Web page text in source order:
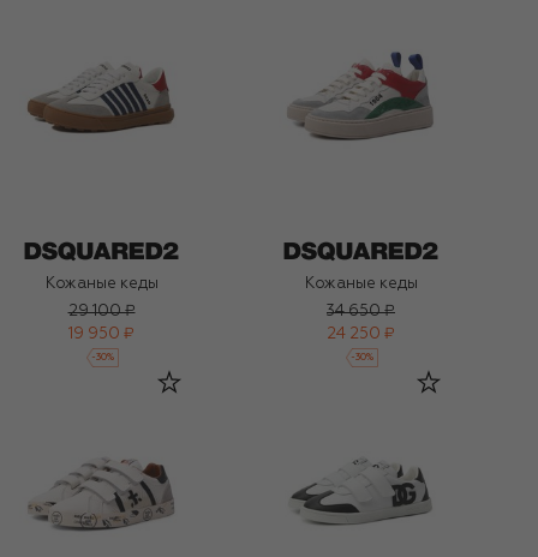
Кожаные кеды
29 100 ₽
19 950 ₽
-30%
Кожаные кеды
34 650 ₽
24 250 ₽
-30%